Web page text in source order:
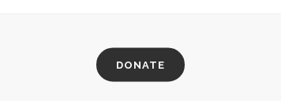
DONATE